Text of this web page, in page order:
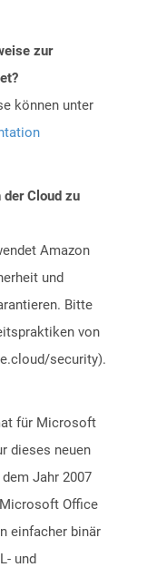
zur
können unter
der Cloud zu
Amazon
und
Bitte
von
security).
für Microsoft
dieses neuen
Jahr 2007
Office
einfacher binär
und